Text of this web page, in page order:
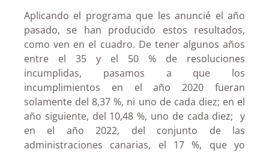
Aplicando el programa que les anuncié el año
pasado, se han producido estos resultados,
como ven en el cuadro. De tener algunos años
entre el 35 y el 50 % de resoluciones
incumplidas, pasamos a que los
incumplimientos en el año 2020 fueran
solamente del 8,37 %, ni uno de cada diez; en el
año siguiente, del 10,48 %, uno de cada diez; y
en el año 2022, del conjunto de las
administraciones canarias, el 17 %, que yo